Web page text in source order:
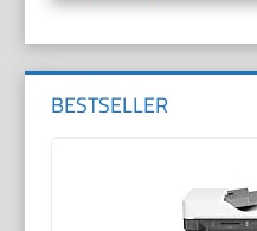
BESTSELLER